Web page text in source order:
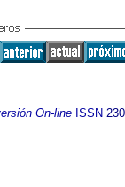
On-lineISSN